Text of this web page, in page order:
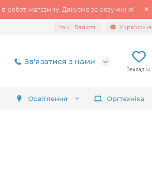
роботі магазину. Дякуємо за розуміння!
грн Валюта Українська
Зв'язатися з нами
Закладки
Освітлення Оргтехніка